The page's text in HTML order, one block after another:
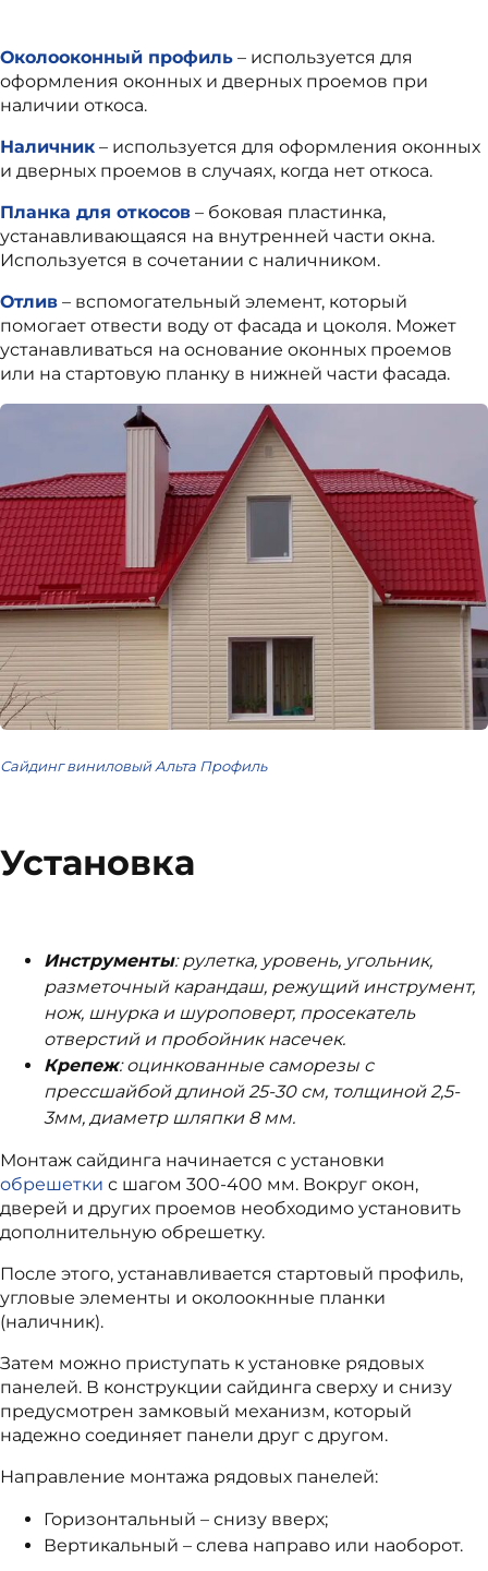
Околооконный профиль – используется для
оформления оконных и дверных проемов при
наличии откоса.
Наличник – используется для оформления оконных
и дверных проемов в случаях, когда нет откоса.
Планка для откосов – боковая пластинка,
устанавливающаяся на внутренней части окна.
Используется в сочетании с наличником.
Отлив – вспомогательный элемент, который
помогает отвести воду от фасада и цоколя. Может
устанавливаться на основание оконных проемов
или на стартовую планку в нижней части фасада.
Сайдинг виниловый Альта Профиль
Установка
Инструменты: рулетка, уровень, угольник,
разметочный карандаш, режущий инструмент,
нож, шнурка и шуроповерт, просекатель
отверстий и пробойник насечек.
Крепеж: оцинкованные саморезы с
прессшайбой длиной 25-30 см, толщиной 2,5-
3мм, диаметр шляпки 8 мм.
Монтаж сайдинга начинается с установки
обрешетки с шагом 300-400 мм. Вокруг окон,
дверей и других проемов необходимо установить
дополнительную обрешетку.
После этого, устанавливается стартовый профиль,
угловые элементы и околоокнные планки
(наличник).
Затем можно приступать к установке рядовых
панелей. В конструкции сайдинга сверху и снизу
предусмотрен замковый механизм, который
надежно соединяет панели друг с другом.
Направление монтажа рядовых панелей:
Горизонтальный – снизу вверх;
Вертикальный – слева направо или наоборот.